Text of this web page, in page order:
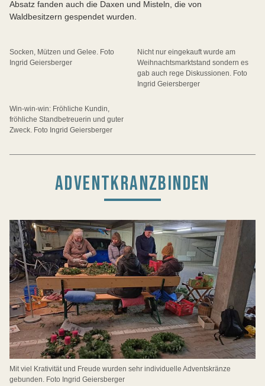
Absatz fanden auch die Daxen und Misteln, die von
Waldbesitzern gespendet wurden.
Socken, Mützen und Gelee. Foto
Ingrid Geiersberger
Nicht nur eingekauft wurde am
Weihnachtsmarktstand sondern es
gab auch rege Diskussionen. Foto
Ingrid Geiersberger
Win-win-win: Fröhliche Kundin,
fröhliche Standbetreuerin und guter
Zweck. Foto Ingrid Geiersberger
ADVENTKRANZBINDEN
Mit viel Krativität und Freude wurden sehr individuelle Adventskränze
gebunden. Foto Ingrid Geiersberger